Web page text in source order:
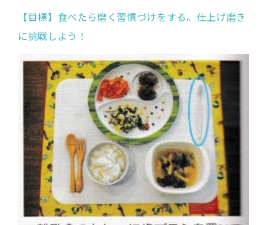
【目標】食べたら磨く習慣づけをする。仕上げ磨き
に挑戦しよう！